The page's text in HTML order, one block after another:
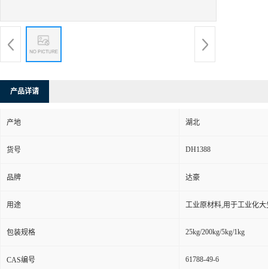
产品详请
产地 湖北
货号 DH1388
品牌 达豪
用途 工业原材料,用于工业化大
包装规格 25kg/200kg/5kg/1kg
CAS编号 61788-49-6